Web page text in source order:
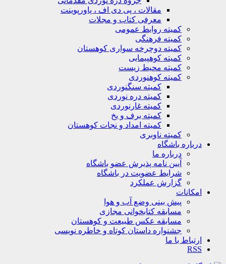
مقالات ، پی دی اف ، پاورپوینت
معرفی کتاب و مجلات
کمیته روابط عمومی
کمیته فرهنگی
کمیته دوچرخه سواری کوهستان
کمیته کوهپیمایی
کمیته محیط زیست
کمیته کوهنوردی
کمیته سنگنوردی
کمیته دره نوردی
کمیته غارنوردی
کمیته برف و یخ
کمیته امداد و نجات کوهستان
کمیته ناوبری
باشگاه
درباره ما
آیین نامه پذیرش عضو باشگاه
شرایط عضویت در باشگاه
گزارش عملکرد
پیش بینی وضع آب و هوا
مسابقه کتابخوانی مجازی
مسابقه عکس طبیعت و کوهستان
جشنواره داستان کوتاه و خاطره نویسی
با ما